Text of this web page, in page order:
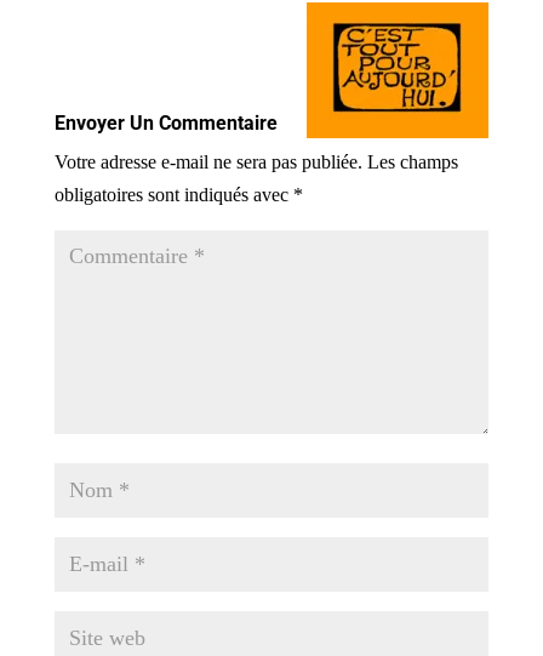
Envoyer Un Commentaire
Votre adresse e-mail ne sera pas publiée. Les champs
obligatoires sont indiqués avec *